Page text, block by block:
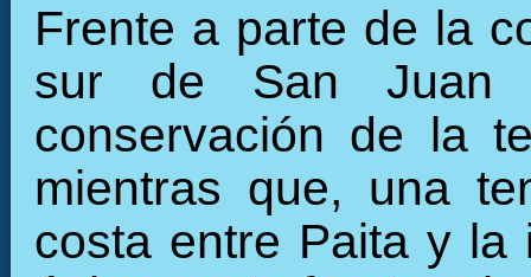
Frente a parte de la
sur de San Juan
conservación de la
mientras que, una
costa entre Paita y la